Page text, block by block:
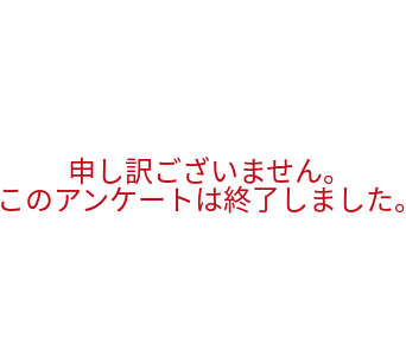
申し訳ございません。
このアンケートは終了しました。